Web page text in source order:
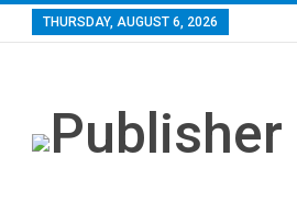
THURSDAY, AUGUST 6, 2026